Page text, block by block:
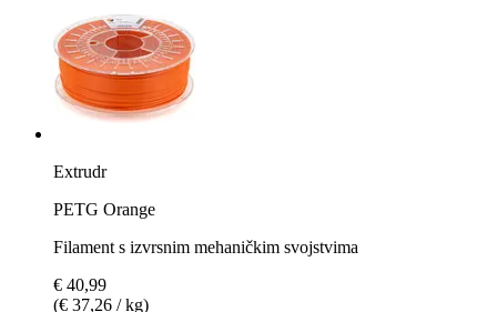
Extrudr
PETG Orange
Filament s izvrsnim mehaničkim svojstvima
€ 40,99
(€ 37,26 / kg)